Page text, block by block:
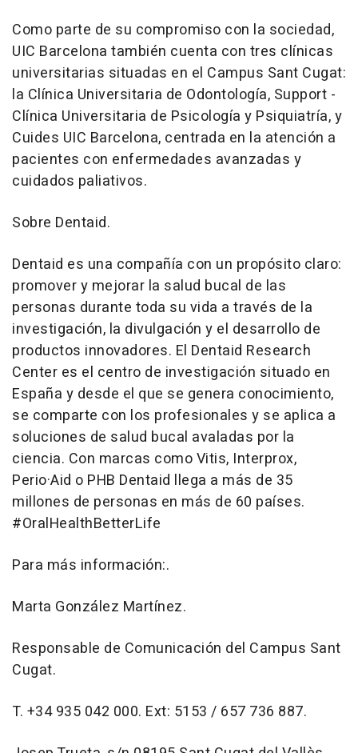
Como parte de su compromiso con la sociedad,
UIC Barcelona también cuenta con tres clínicas
universitarias situadas en el Campus Sant Cugat:
la Clínica Universitaria de Odontología, Support -
Clínica Universitaria de Psicología y Psiquiatría, y
Cuides UIC Barcelona, centrada en la atención a
pacientes con enfermedades avanzadas y
cuidados paliativos.
Sobre Dentaid.
Dentaid es una compañía con un propósito claro:
promover y mejorar la salud bucal de las
personas durante toda su vida a través de la
investigación, la divulgación y el desarrollo de
productos innovadores. El Dentaid Research
Center es el centro de investigación situado en
España y desde el que se genera conocimiento,
se comparte con los profesionales y se aplica a
soluciones de salud bucal avaladas por la
ciencia. Con marcas como Vitis, Interprox,
Perio·Aid o PHB Dentaid llega a más de 35
millones de personas en más de 60 países.
#OralHealthBetterLife
Para más información:.
Marta González Martínez.
Responsable de Comunicación del Campus Sant
Cugat.
T. +34 935 042 000. Ext: 5153 / 657 736 887.